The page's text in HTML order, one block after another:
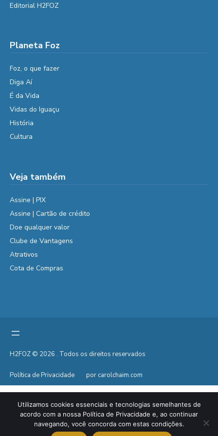
Editorial H2FOZ
Planeta Foz
Foz, o que fazer
Diga Aí
É da Vida
Vidas do Iguaçu
História
Cultura
Veja também
Assine | PIX
Assine | Cartão de crédito
Doe qualquer valor
Clube de Vantagens
Atrativos
Cota de Compras
H2FOZ © 2026 . Todos os direitos reservados
Política de Privacidade por carolchaim.com
Utilizamos cookies essenciais e tecnologias semelhantes de
acordo com a nossa Política de Privacidade e, ao continuar
navegando, você concorda com estas condições.